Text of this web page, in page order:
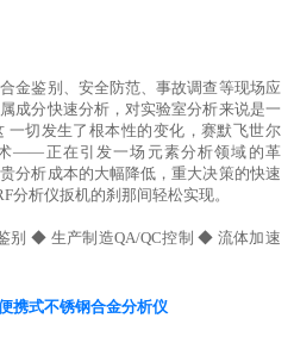
金鉴别、安全防范、事故调查等现场应
成分快速分析，对实验室分析来说是一
一切发生了根本性的变化，赛默飞世尔
——正在引发一场元素分析领域的革
分析成本的大幅降低，重大决策的快速
分析仪扳机的刹那间轻松实现。
◆ 生产制造QA/QC控制 ◆ 流体加速
携式不锈钢合金分析仪